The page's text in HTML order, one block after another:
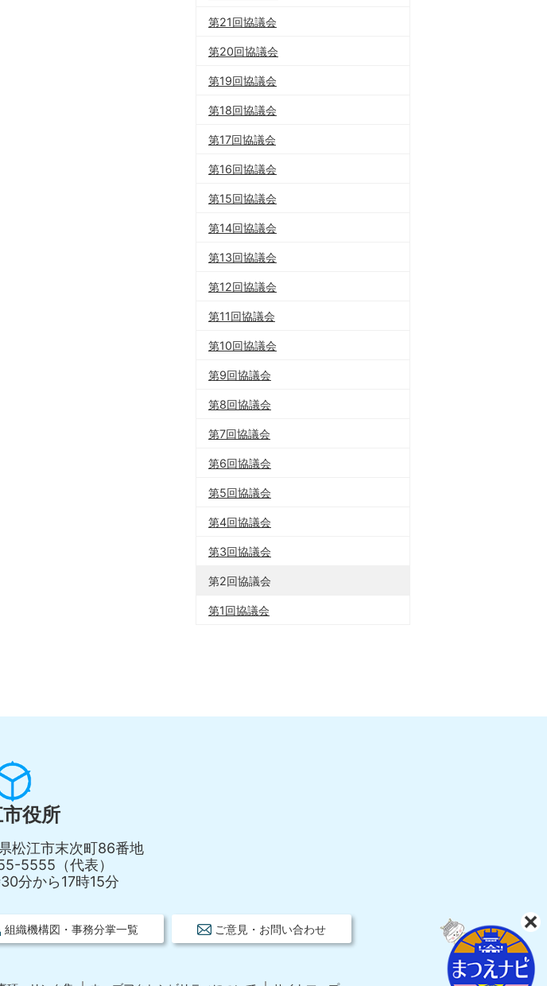
第21回協議会
第20回協議会
第19回協議会
第18回協議会
第17回協議会
第16回協議会
第15回協議会
第14回協議会
第13回協議会
第12回協議会
第11回協議会
第10回協議会
第9回協議会
第8回協議会
第7回協議会
第6回協議会
第5回協議会
第4回協議会
第3回協議会
第2回協議会
第1回協議会
役所
松江市末次町86番地
5555（代表）
分から17時15分
組織機構図・事務分掌一覧 ご意見・お問い合わせ